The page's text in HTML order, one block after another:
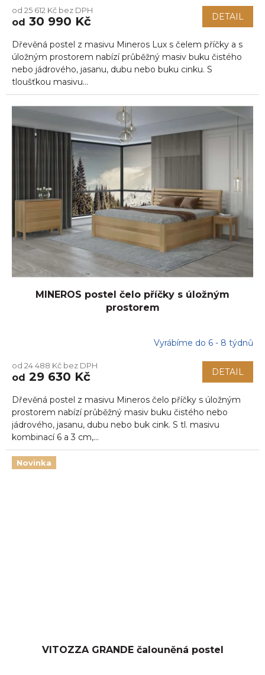
od 25 612 Kč bez DPH
od 30 990 Kč DETAIL
Dřevěná postel z masivu Mineros Lux s čelem příčky a s
úložným prostorem nabízí průběžný masiv buku čistého
nebo jádrového, jasanu, dubu nebo buku cinku. S
tloušťkou masivu...
MINEROS postel čelo příčky s úložným
prostorem
Vyrábíme do 6 - 8 týdnů
od 24 488 Kč bez DPH
od 29 630 Kč DETAIL
Dřevěná postel z masivu Mineros čelo příčky s úložným
prostorem nabízí průběžný masiv buku čistého nebo
jádrového, jasanu, dubu nebo buk cink. S tl. masivu
kombinací 6 a 3 cm,...
Novinka
VITOZZA GRANDE čalouněná postel